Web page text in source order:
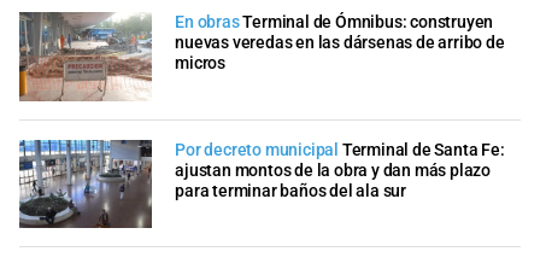
En obrasTerminal de Ómnibus: construyen
nuevas veredas en las dársenas de arribo de
micros
Por decreto municipal Terminal de Santa Fe:
ajustan montos de la obra y dan más plazo
para terminar baños del ala sur